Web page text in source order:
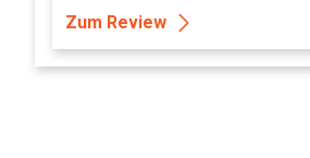
Zum Review